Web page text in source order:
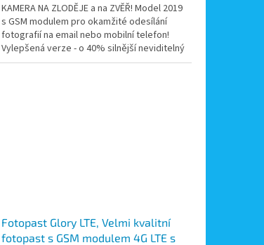
KAMERA NA ZLODĚJE a na ZVĚŘ! Model 2019
s GSM modulem pro okamžité odesílání
fotografií na email nebo mobilní telefon!
Vylepšená verze - o 40% silnější neviditelný
přísvit s 42...
Fotopast Glory LTE, Velmi kvalitní
fotopast s GSM modulem 4G LTE s